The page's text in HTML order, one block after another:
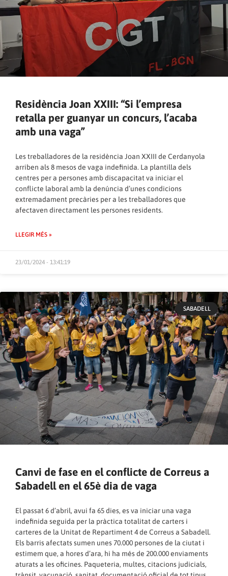
Residència Joan XXIII: “Si l’empresa
retalla per guanyar un concurs, l’acaba
amb una vaga”
Les treballadores de la residència Joan XXIII de Cerdanyola
arriben als 8 mesos de vaga indefinida. La plantilla dels
centres per a persones amb discapacitat va iniciar el
conflicte laboral amb la denúncia d’unes condicions
extremadament precàries per a les treballadores que
afectaven directament les persones residents.
LLEGIR MÉS »
23/01/2024 - 13:41:19
SABADELL
Canvi de fase en el conflicte de Correus a
Sabadell en el 65è dia de vaga
El passat 6 d’abril, avui fa 65 dies, es va iniciar una vaga
indefinida seguida per la pràctica totalitat de carters i
carteres de la Unitat de Repartiment 4 de Correus a Sabadell.
Els barris afectats sumen unes 70.000 persones de la ciutat i
estimem que, a hores d’ara, hi ha més de 200.000 enviaments
aturats a les oficines. Paqueteria, multes, citacions judicials,